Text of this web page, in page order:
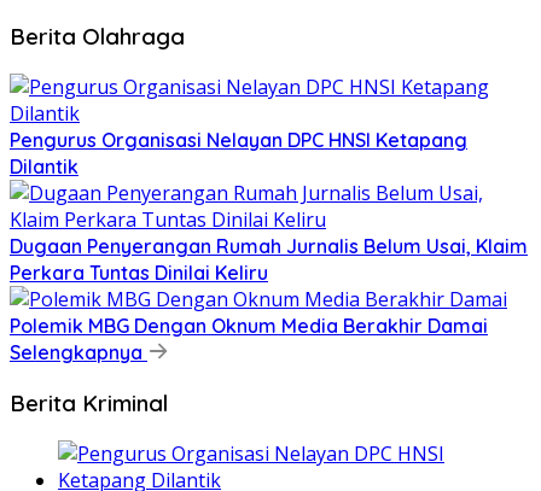
Berita Olahraga
Pengurus Organisasi Nelayan DPC HNSI Ketapang
Dilantik
Dugaan Penyerangan Rumah Jurnalis Belum Usai, Klaim
Perkara Tuntas Dinilai Keliru
Polemik MBG Dengan Oknum Media Berakhir Damai
Selengkapnya
Berita Kriminal